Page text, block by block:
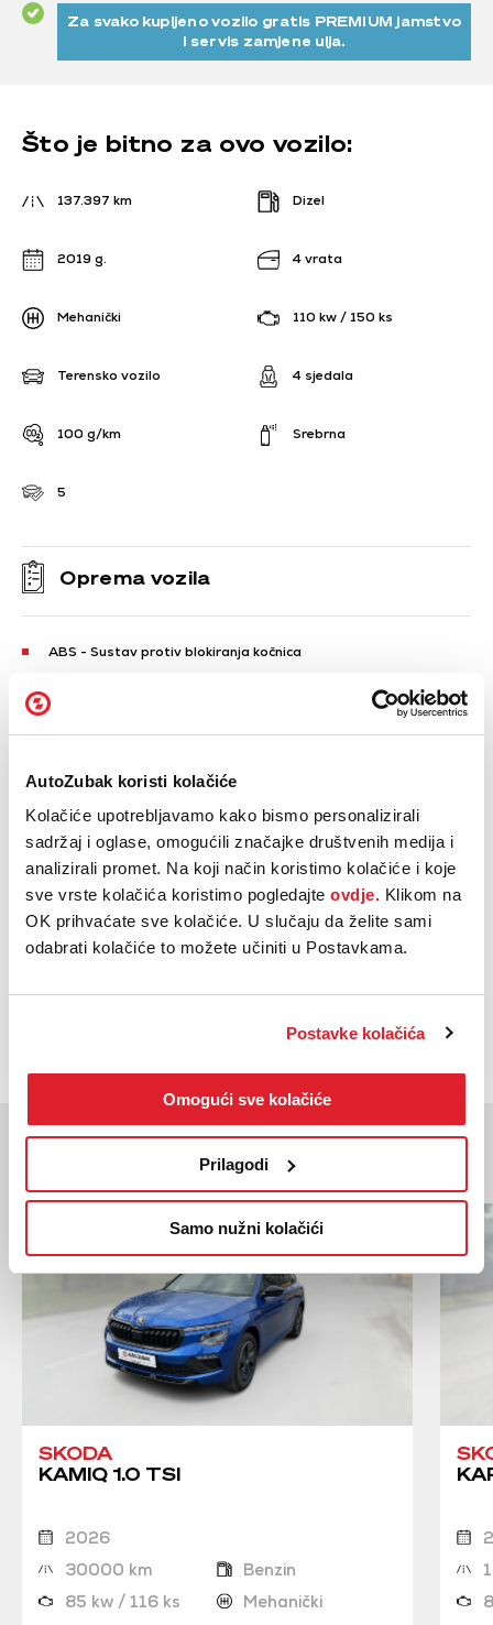
AutoZubak koristi kolačiće
Kolačiće upotrebljavamo kako bismo personalizirali
sadržaj i oglase, omogućili značajke društvenih medija i
analizirali promet. Na koji način koristimo kolačiće i koje
sve vrste kolačića koristimo pogledajte ovdje. Klikom na
OK prihvaćate sve kolačiće. U slučaju da želite sami
odabrati kolačiće to možete učiniti u Postavkama.
Postavke kolačića
Omogući sve kolačiće
Prilagodi
Samo nužni kolačići
Za svako kupljeno vozilo gratis PREMIUM jamstvo
i servis zamjene ulja.
Što je bitno za ovo vozilo:
137.397 km Dizel
2019 g. 4 vrata
Mehanički 110 kw / 150 ks
Terensko vozilo 4 sjedala
100 g/km Srebrna
5
Oprema vozila
ABS - Sustav protiv blokiranja kočnica
ASR - Sustav protiv proklizavanja kotača
ISOFIX - Sustav pričvršćenja dječije sjedalice
Tempomat
Automatski klima uređaj
GPS navigacija
Centralni ekran osjetljiv na dodir
Prikaži sve
NAZOVI KUPI
Moglo bi vas zanimati
DOSTUPNO OD: 08.04.2027.
SKODA
KAMIQ 1.0 TSI
2026
30000 km
Benzin
85 kw / 116 ks
Mehanički